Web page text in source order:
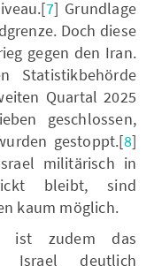
7] Grundlage
Doch diese
gegen den Iran.
Statistikbehörde
Quartal 2025
geschlossen,
gestoppt.[8]
militärisch in
bleibt, sind
kaum möglich.
ist zudem das
Israel deutlich